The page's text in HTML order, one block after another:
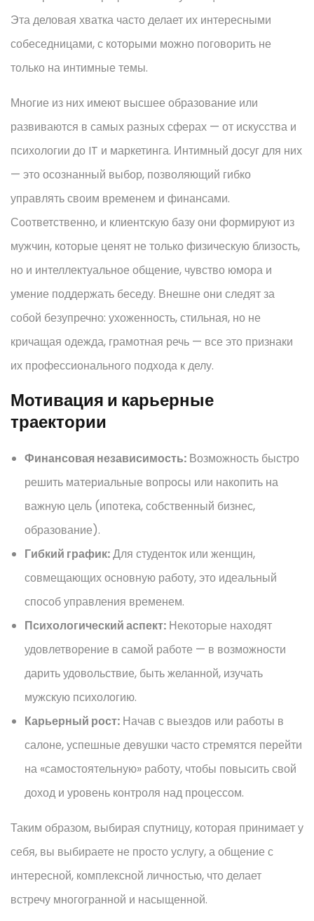
Эта деловая хватка часто делает их интересными
собеседницами, с которыми можно поговорить не
только на интимные темы.
Многие из них имеют высшее образование или
развиваются в самых разных сферах — от искусства и
психологии до IT и маркетинга. Интимный досуг для них
— это осознанный выбор, позволяющий гибко
управлять своим временем и финансами.
Соответственно, и клиентскую базу они формируют из
мужчин, которые ценят не только физическую близость,
но и интеллектуальное общение, чувство юмора и
умение поддержать беседу. Внешне они следят за
собой безупречно: ухоженность, стильная, но не
кричащая одежда, грамотная речь — все это признаки
их профессионального подхода к делу.
Мотивация и карьерные
траектории
Финансовая независимость: Возможность быстро
решить материальные вопросы или накопить на
важную цель (ипотека, собственный бизнес,
образование).
Гибкий график:Для студенток или женщин,
совмещающих основную работу, это идеальный
способ управления временем.
Психологический аспект: Некоторые находят
удовлетворение в самой работе — в возможности
дарить удовольствие, быть желанной, изучать
мужскую психологию.
Карьерный рост: Начав с выездов или работы в
салоне, успешные девушки часто стремятся перейти
на «самостоятельную» работу, чтобы повысить свой
доход и уровень контроля над процессом.
Таким образом, выбирая спутницу, которая принимает у
себя, вы выбираете не просто услугу, а общение с
интересной, комплексной личностью, что делает
встречу многогранной и насыщенной.